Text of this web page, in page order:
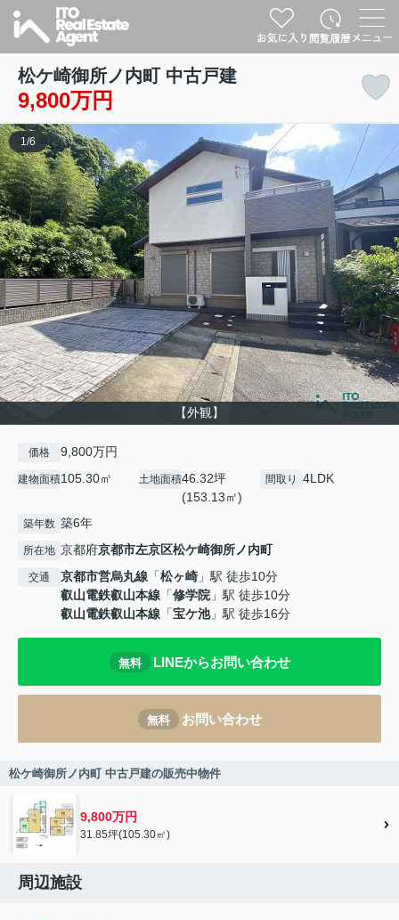
松ケ崎御所ノ内町 中古戸建
9,800万円
【外観】
1/6
価格 9,800万円
建物面積105.30㎡ 土地面積46.32坪
(153.13㎡)
間取り 4LDK
築年数 築6年
所在地 京都府京都市左京区松ケ崎御所ノ内町
交通 京都市営烏丸線 「松ヶ崎 」駅 徒歩10分
叡山電鉄叡山本線 「修学院 」駅 徒歩10分
叡山電鉄叡山本線 「宝ケ池」駅 徒歩16分
無料 LINEからお問い合わせ
無料 お問い合わせ
松ケ崎御所ノ内町 中古戸建の販売中物件
9,800万円
31.85坪(105.30㎡)
周辺施設